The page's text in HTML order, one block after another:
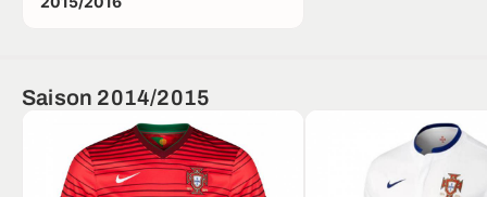
Saison 2014/2015